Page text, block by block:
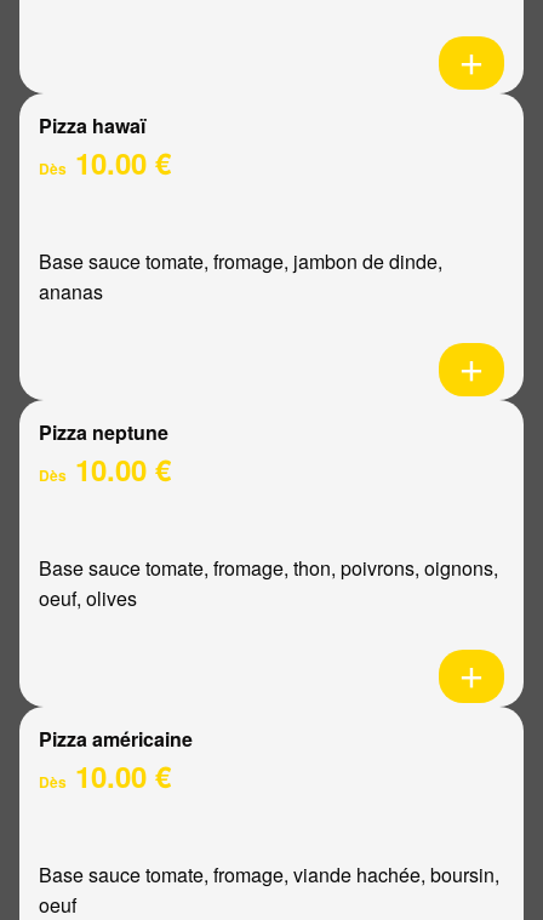
Pizza hawaï
Dès 10.00 €
Base sauce tomate, fromage, jambon de dinde,
ananas
Pizza neptune
Dès 10.00 €
Base sauce tomate, fromage, thon, poivrons, oignons,
oeuf, olives
Pizza américaine
Dès 10.00 €
Base sauce tomate, fromage, viande hachée, boursin,
oeuf